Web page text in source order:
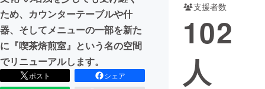
ため、カウンターテーブルや什
器、そしてメニューの一部を新た
に『喫茶焙煎室』という名の空間
でリニューアルします。
ポスト
シェア
支援者数
102
人